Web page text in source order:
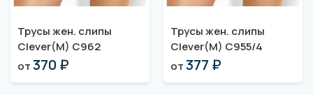
Трусы жен. слипы
Clever(M) C962
от370 ₽
Трусы жен. слипы
Clever(M) C955/4
от377 ₽